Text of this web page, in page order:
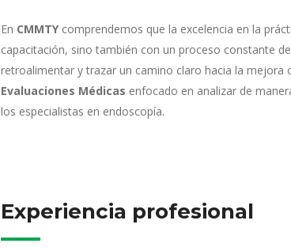
En CMMTYcomprendemos que la excelencia en la
capacitación, sino también con un proceso constante de
retroalimentar y trazar un camino claro hacia la mejora
Evaluaciones Médicas enfocado en analizar de
los especialistas en endoscopía.
Experiencia profesional